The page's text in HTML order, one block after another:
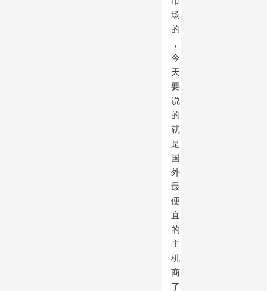
场
的
，
今
天
要
说
的
就
是
国
外
最
便
宜
的
主
机
商
了